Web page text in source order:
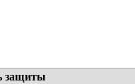
защиты